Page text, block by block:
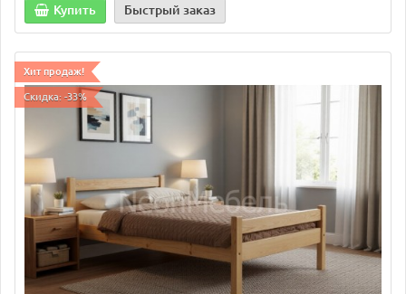
Купить Быстрый заказ
Хит продаж!
Скидка: -33%